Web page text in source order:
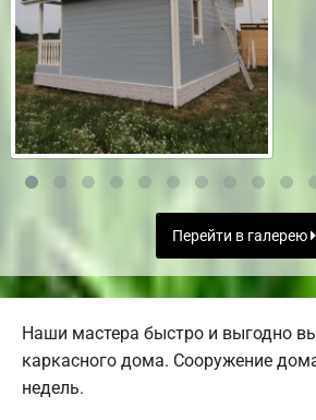
Перейти в галерею
Наши мастера быстро и выгодно
каркасного дома. Сооружение
недель.